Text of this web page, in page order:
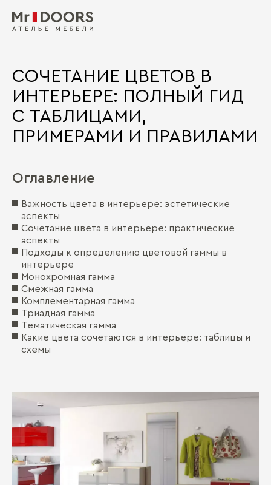
СОЧЕТАНИЕ ЦВЕТОВ В
ИНТЕРЬЕРЕ: ПОЛНЫЙ ГИД
С ТАБЛИЦАМИ,
ПРИМЕРАМИ И ПРАВИЛАМИ
Оглавление
Важность цвета в интерьере: эстетические
аспекты
Сочетание цвета в интерьере: практические
аспекты
Подходы к определению цветовой гаммы в
интерьере
Монохромная гамма
Смежная гамма
Комплементарная гамма
Триадная гамма
Тематическая гамма
Какие цвета сочетаются в интерьере: таблицы и
схемы